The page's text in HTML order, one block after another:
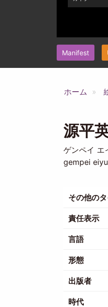
Manifest
ホーム
源平
ゲンペイ エ
gempei
その他の
責任表示
言語
形態
出版者
時代